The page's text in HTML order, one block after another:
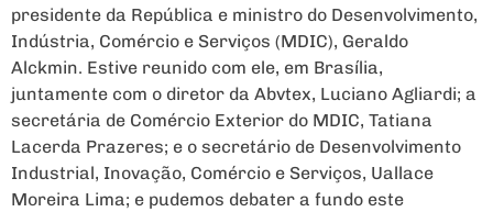
presidente da República e ministro do Desenvolvimento,
Indústria, Comércio e Serviços (MDIC), Geraldo
Alckmin. Estive reunido com ele, em Brasília,
juntamente com o diretor da Abvtex, Luciano Agliardi; a
secretária de Comércio Exterior do MDIC, Tatiana
Lacerda Prazeres; e o secretário de Desenvolvimento
Industrial, Inovação, Comércio e Serviços, Uallace
Moreira Lima; e pudemos debater a fundo este